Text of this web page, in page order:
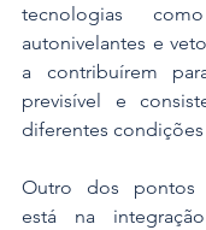
tecnologias
autonivelantes e
a contribuírem
previsível e
diferentes
Outro dos pontos
está na